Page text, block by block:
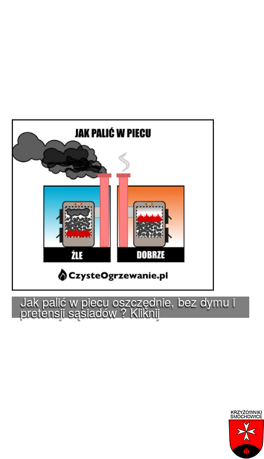
Jak palić w piecu oszczędnie, bez dymu i
pretensji sąsiadów ? Kliknij